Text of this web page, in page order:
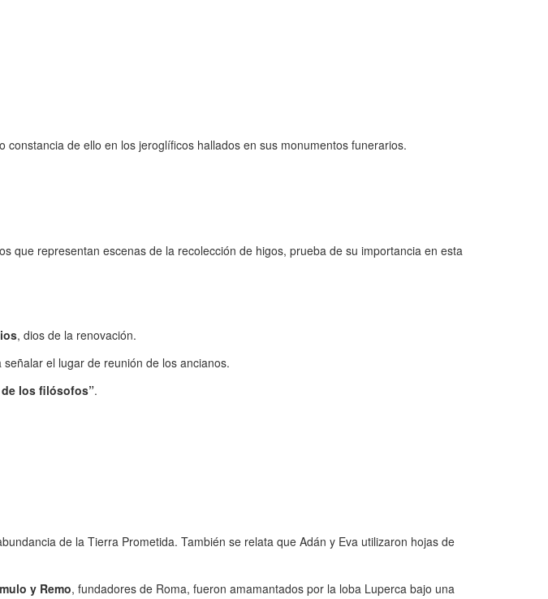
de ello en los jeroglíficos hallados en sus monumentos funerarios.
que representan escenas de la recolección de higos, prueba de su importancia en esta
, dios de la renovación.
el lugar de reunión de los ancianos.
de los filósofos”.
de la Tierra Prometida. También se relata que Adán y Eva utilizaron hojas de
y Remo, fundadores de Roma, fueron amamantados por la loba Luperca bajo una